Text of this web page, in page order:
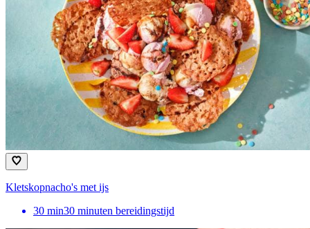
Kletskopnacho's met ijs
30 min30 minuten bereidingstijd